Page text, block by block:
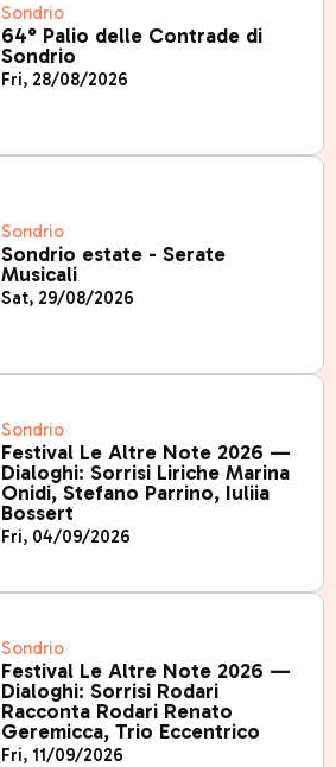
Sondrio
64° Palio delle Contrade di
Sondrio
Fri, 28/08/2026
Sondrio
Sondrio estate - Serate
Musicali
Sat, 29/08/2026
Sondrio
Festival Le Altre Note 2026 —
Dialoghi: Sorrisi Liriche Marina
Onidi, Stefano Parrino, Iuliia
Bossert
Fri, 04/09/2026
Sondrio
Festival Le Altre Note 2026 —
Dialoghi: Sorrisi Rodari
Racconta Rodari Renato
Geremicca, Trio Eccentrico
Fri, 11/09/2026